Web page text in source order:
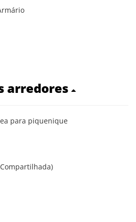
arredores
para piquenique